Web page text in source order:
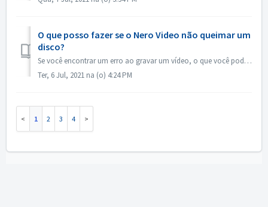
O que posso fazer se o Nero Video não queimar um
disco?
Se você encontrar um erro ao gravar um vídeo, o que você pode fazer? Vá para C:\Users[current user]\AppData\Roaming]Nero[current Nero version]\Nero Vision,...
Ter, 6 Jul, 2021 na (o) 4:24 PM
1 2 3 4